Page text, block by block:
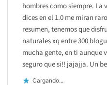
hombres como siempre. La
dices en el 1.0 me miran
resumen, tenemos que
naturales xq entre 300
mucha gente, en ti aunque
seguro que si!! jajajja. Un
Cargando...